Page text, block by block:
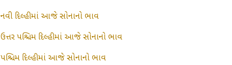
નવી દિલ્હીમાં આજે સોનાનો ભાવ
ઉત્તર પશ્ચિમ દિલ્હીમાં આજે સોનાનો ભાવ
પશ્ચિમ દિલ્હીમાં આજે સોનાનો ભાવ